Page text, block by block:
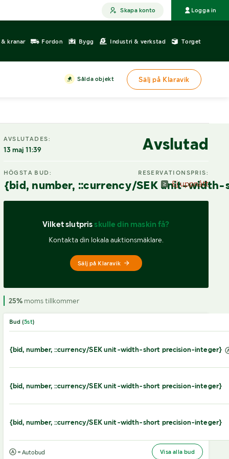
Skapa konto Logga in
kranar Fordon Bygg Industri & verkstad Torget
Sålda objekt Sälj på Klaravik
AVSLUTADES:
13 maj 11:39 Avslutad
HÖGSTA BUD:
{bid, number, ::currency/SEK unit-
RESERVATIONSPRIS:
Ej uppnått
Vilket slutpris skulle din maskin få?
Kontakta din lokala auktionsmäklare.
Sälj på Klaravik
25%moms tillkommer
Bud (5st)
{bid, number, ::currency/SEK unit-width-short precision-integer}
{bid, number, ::currency/SEK unit-width-short precision-integer}
{bid, number, ::currency/SEK unit-width-short precision-integer}
= Autobud Visa alla bud